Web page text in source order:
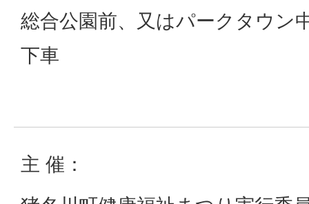
総合公園前、又はパークタウン
下車
主 催：